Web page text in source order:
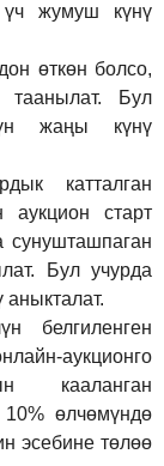
үч жумуш күнү
өткөн болсо,
таанылат.
Бул
жаңы күнү
катталган
аукцион старт
сунушташпаган
Бул учурда
аныкталат.
белгиленген
аукционго
кааланган
өлчөмүндө
эсебине төлөө